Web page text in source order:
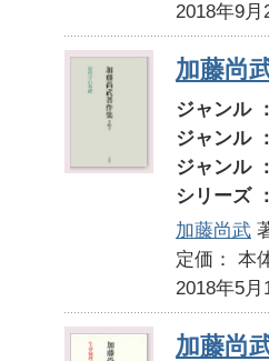
2018年9月
加藤尚
ジャンル
ジャンル
ジャンル
シリーズ
加藤尚武
定価：
2018年5月
加藤尚